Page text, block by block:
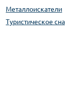
Металлоискатели
Туристическое